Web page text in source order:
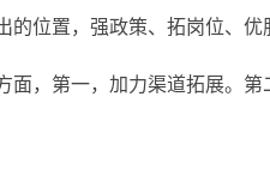
的位置，强政策、拓岗位、
，第一，加力渠道拓展。第